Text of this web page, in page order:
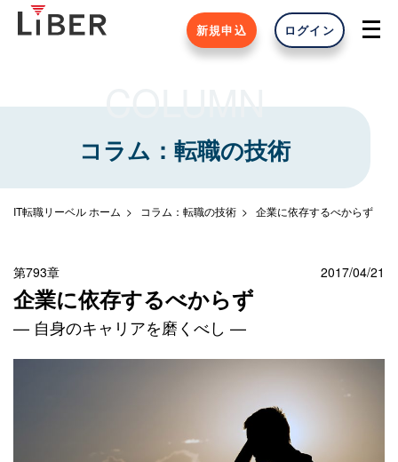
新規申込 ログイン
COLUMN
コラム：転職の技術
IT転職リーベル ホーム コラム：転職の技術 企業に依存するべからず
第793章 2017/04/21
企業に依存するべからず
— 自身のキャリアを磨くべし —